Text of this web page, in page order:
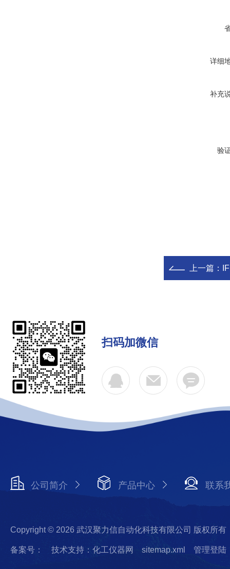
详细
补充
验
上一篇：
扫码加微信
公司简介 产品中心 联系
Copyright © 2026 武汉聚力信自动化科技有限公司 版权所有
备案号： 技术支持：化工仪器网 sitemap.xml 管理登陆